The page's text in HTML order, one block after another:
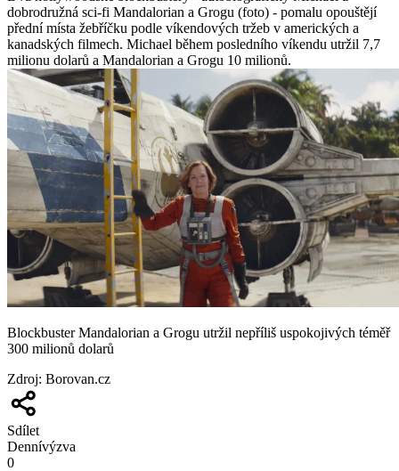
dobrodružná sci-fi Mandalorian a Grogu (foto) - pomalu opouštějí
přední místa žebříčku podle víkendových tržeb v amerických a
kanadských filmech. Michael během posledního víkendu utržil 7,7
milionu dolarů a Mandalorian a Grogu 10 milionů.
Blockbuster Mandalorian a Grogu utržil nepříliš uspokojivých téměř
300 milionů dolarů
Zdroj: Borovan.cz
Sdílet
Dennívýzva
0